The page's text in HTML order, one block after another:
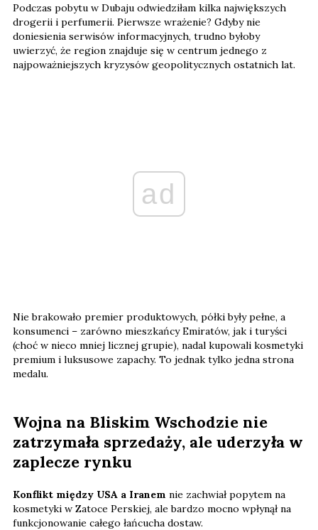
Podczas pobytu w Dubaju odwiedziłam kilka największych
drogerii i perfumerii. Pierwsze wrażenie? Gdyby nie
doniesienia serwisów informacyjnych, trudno byłoby
uwierzyć, że region znajduje się w centrum jednego z
najpoważniejszych kryzysów geopolitycznych ostatnich lat.
ad
Nie brakowało premier produktowych, półki były pełne, a
konsumenci – zarówno mieszkańcy Emiratów, jak i turyści
(choć w nieco mniej licznej grupie), nadal kupowali kosmetyki
premium i luksusowe zapachy. To jednak tylko jedna strona
medalu.
Wojna na Bliskim Wschodzie nie
zatrzymała sprzedaży, ale uderzyła w
zaplecze rynku
Konflikt między USA a Iranem nie zachwiał popytem na
kosmetyki w Zatoce Perskiej, ale bardzo mocno wpłynął na
funkcjonowanie całego łańcucha dostaw.